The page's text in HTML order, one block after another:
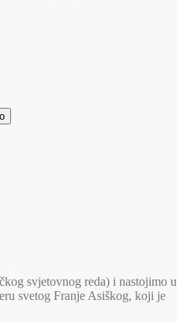
svjetovnog reda) i nastojimo u
svetog Franje Asiškog, koji je